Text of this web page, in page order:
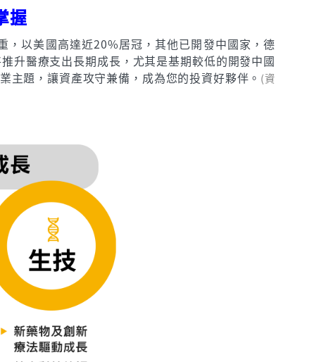
握
，以美國高達近20%居冠，其他已開發中國家，德
升醫療支出長期成長，尤其是基期較低的開發中國
題，讓資產攻守兼備，成為您的投資好夥伴。 (資